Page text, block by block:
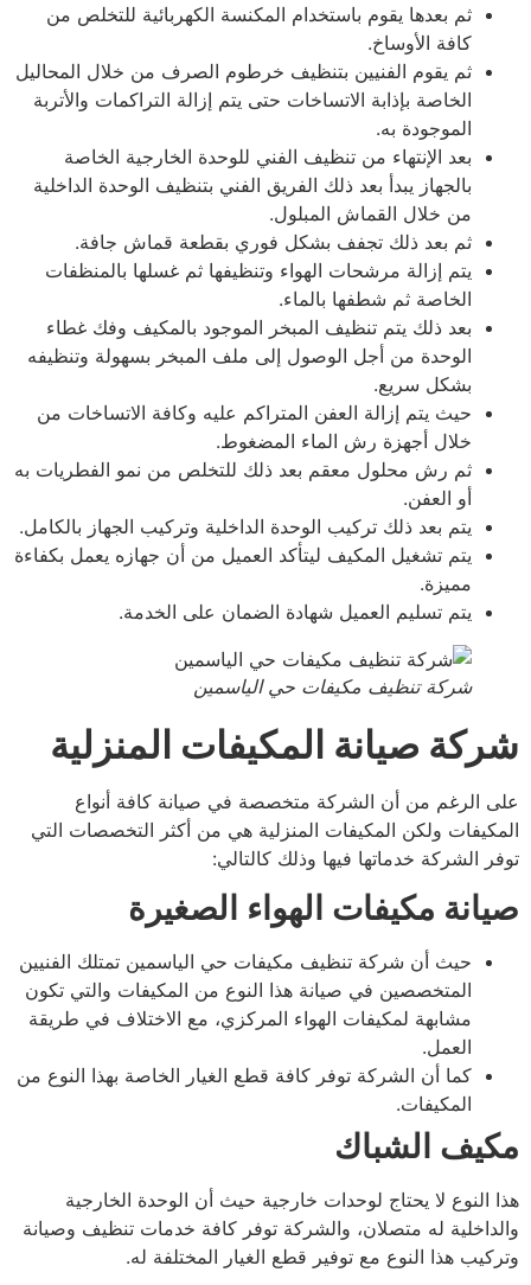
ثم بعدها يقوم باستخدام المكنسة الكهربائية للتخلص من
كافة الأوساخ.
ثم يقوم الفنيين بتنظيف خرطوم الصرف من خلال المحاليل
الخاصة بإذابة الاتساخات حتى يتم إزالة التراكمات والأتربة
الموجودة به.
بعد الإنتهاء من تنظيف الفني للوحدة الخارجية الخاصة
بالجهاز يبدأ بعد ذلك الفريق الفني بتنظيف الوحدة الداخلية
من خلال القماش المبلول.
ثم بعد ذلك تجفف بشكل فوري بقطعة قماش جافة.
يتم إزالة مرشحات الهواء وتنظيفها ثم غسلها بالمنظفات
الخاصة ثم شطفها بالماء.
بعد ذلك يتم تنظيف المبخر الموجود بالمكيف وفك غطاء
الوحدة من أجل الوصول إلى ملف المبخر بسهولة وتنظيفه
بشكل سريع.
حيث يتم إزالة العفن المتراكم عليه وكافة الاتساخات من
خلال أجهزة رش الماء المضغوط.
ثم رش محلول معقم بعد ذلك للتخلص من نمو الفطريات به
أو العفن.
يتم بعد ذلك تركيب الوحدة الداخلية وتركيب الجهاز بالكامل.
يتم تشغيل المكيف ليتأكد العميل من أن جهازه يعمل بكفاءة
مميزة.
يتم تسليم العميل شهادة الضمان على الخدمة.
شركة تنظيف مكيفات حي الياسمين
صيانة المكيفات المنزلية
الرغم من أن الشركة متخصصة في صيانة كافة أنواع
ولكن المكيفات المنزلية هي من أكثر التخصصات التي
الشركة خدماتها فيها وذلك كالتالي:
مكيفات الهواء الصغيرة
حيث أن شركة تنظيف مكيفات حي الياسمين تمتلك الفنيين
المتخصصين في صيانة هذا النوع من المكيفات والتي تكون
مشابهة لمكيفات الهواء المركزي، مع الاختلاف في طريقة
العمل.
كما أن الشركة توفر كافة قطع الغيار الخاصة بهذا النوع من
المكيفات.
الشباك
النوع لا يحتاج لوحدات خارجية حيث أن الوحدة الخارجية
له متصلان، والشركة توفر كافة خدمات تنظيف وصيانة
هذا النوع مع توفير قطع الغيار المختلفة له.